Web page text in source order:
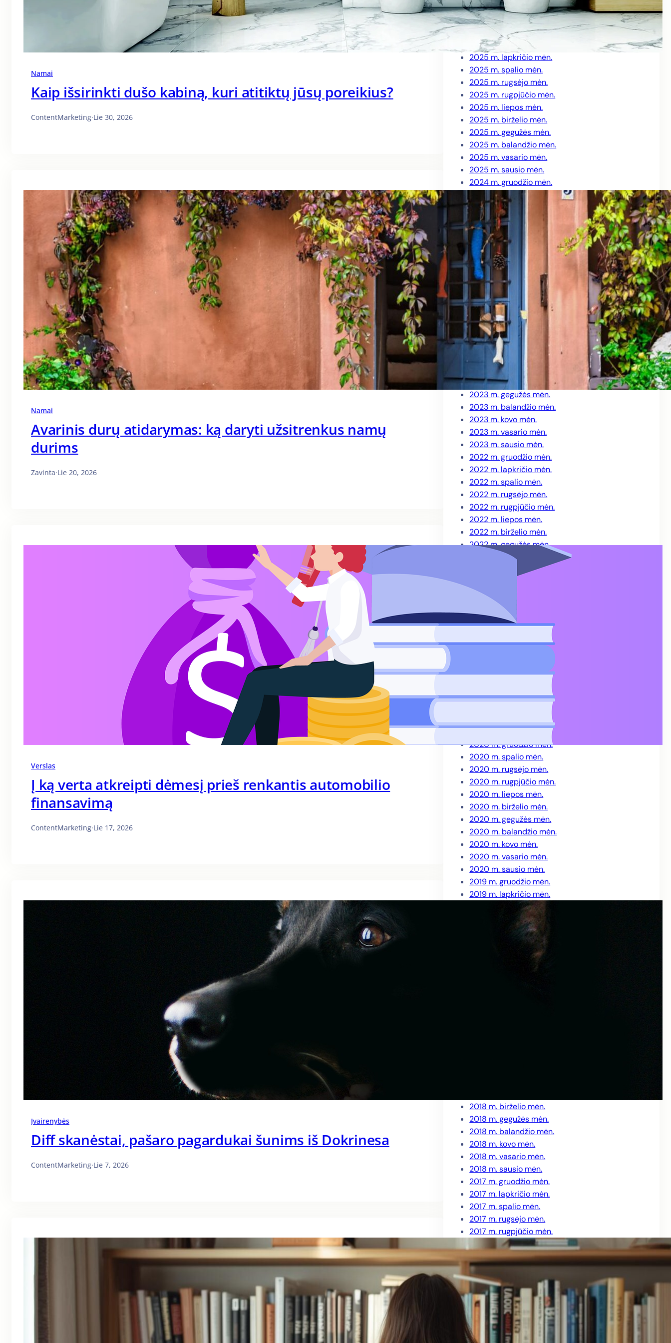
Namai
Kaip išsirinkti dušo kabiną, kuri atitiktų jūsų poreikius?
ContentMarketing·Lie 30, 2026
Namai
Avarinis durų atidarymas: ką daryti užsitrenkus namų
durims
Zavinta·Lie 20, 2026
Verslas
Į ką verta atkreipti dėmesį prieš renkantis automobilio
finansavimą
ContentMarketing·Lie 17, 2026
Įvairenybės
Diff skanėstai, pašaro pagardukai šunims iš Dokrinesa
ContentMarketing·Lie 7, 2026
2026 m. kovo mėn.
2026 m. vasario mėn.
2026 m. sausio mėn.
2025 m. gruodžio mėn.
2025 m. lapkričio mėn.
2025 m. spalio mėn.
2025 m. rugsėjo mėn.
2025 m. rugpjūčio mėn.
2025 m. liepos mėn.
2025 m. birželio mėn.
2025 m. gegužės mėn.
2025 m. balandžio mėn.
2025 m. vasario mėn.
2025 m. sausio mėn.
2024 m. gruodžio mėn.
2024 m. lapkričio mėn.
2024 m. spalio mėn.
2024 m. rugsėjo mėn.
2024 m. rugpjūčio mėn.
2024 m. birželio mėn.
2024 m. gegužės mėn.
2024 m. balandžio mėn.
2024 m. kovo mėn.
2024 m. vasario mėn.
2024 m. sausio mėn.
2023 m. gruodžio mėn.
2023 m. lapkričio mėn.
2023 m. spalio mėn.
2023 m. rugsėjo mėn.
2023 m. liepos mėn.
2023 m. birželio mėn.
2023 m. gegužės mėn.
2023 m. balandžio mėn.
2023 m. kovo mėn.
2023 m. vasario mėn.
2023 m. sausio mėn.
2022 m. gruodžio mėn.
2022 m. lapkričio mėn.
2022 m. spalio mėn.
2022 m. rugsėjo mėn.
2022 m. rugpjūčio mėn.
2022 m. liepos mėn.
2022 m. birželio mėn.
2022 m. gegužės mėn.
2022 m. balandžio mėn.
2022 m. kovo mėn.
2021 m. gruodžio mėn.
2021 m. lapkričio mėn.
2021 m. spalio mėn.
2021 m. rugpjūčio mėn.
2021 m. balandžio mėn.
2020 m. gruodžio mėn.
2020 m. spalio mėn.
2020 m. rugsėjo mėn.
2020 m. rugpjūčio mėn.
2020 m. liepos mėn.
2020 m. birželio mėn.
2020 m. gegužės mėn.
2020 m. balandžio mėn.
2020 m. kovo mėn.
2020 m. vasario mėn.
2020 m. sausio mėn.
2019 m. gruodžio mėn.
2019 m. lapkričio mėn.
2019 m. spalio mėn.
2019 m. rugsėjo mėn.
2019 m. rugpjūčio mėn.
2019 m. liepos mėn.
2019 m. birželio mėn.
2019 m. gegužės mėn.
2018 m. birželio mėn.
2018 m. gegužės mėn.
2018 m. balandžio mėn.
2018 m. kovo mėn.
2018 m. vasario mėn.
2018 m. sausio mėn.
2017 m. gruodžio mėn.
2017 m. lapkričio mėn.
2017 m. spalio mėn.
2017 m. rugsėjo mėn.
2017 m. rugpjūčio mėn.
2017 m. liepos mėn.
2017 m. birželio mėn.
2017 m. gegužės mėn.
2017 m. balandžio mėn.
2017 m. kovo mėn.
2017 m. vasario mėn.
2017 m. sausio mėn.
2016 m. gruodžio mėn.